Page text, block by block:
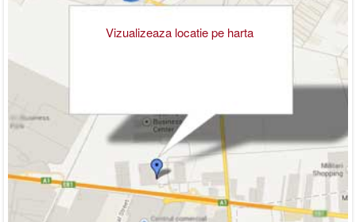
Vizualizeaza locatie pe harta